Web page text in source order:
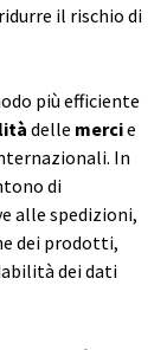
il rischio di
più efficiente
delle mercie
In
di
alle spedizioni,
dei prodotti,
dei dati